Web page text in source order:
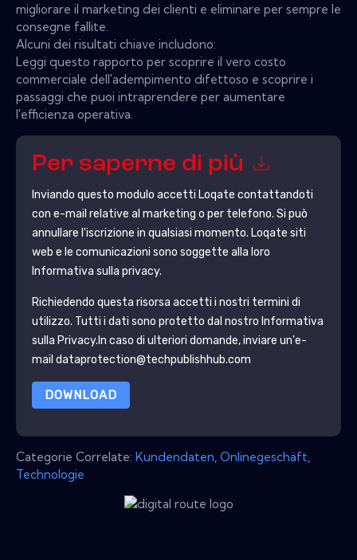
migliorare il marketing dei clienti e eliminare per sempre le
consegne fallite.
Alcuni dei risultati chiave includono:
Leggi questo rapporto per scoprire il vero costo
commerciale dell'adempimento difettoso e scoprire i
passaggi che puoi intraprendere per aumentare
l'efficienza operativa.
Per saperne di più
Inviando questo modulo accetti Loqate contattandoti
con e-mail relative al marketing o per telefono. Si può
annullare l'iscrizione in qualsiasi momento. Loqate siti
web e le comunicazioni sono soggette alla loro
Informativa sulla privacy.
Richiedendo questa risorsa accetti i nostri termini di
utilizzo. Tutti i dati sono protetto dal nostro Informativa
sulla Privacy.In caso di ulteriori domande, inviare un'e-
mail dataprotection@techpublishhub.com
DOWNLOAD
Categorie Correlate: Kundendaten Onlinegeschäft
Technologie